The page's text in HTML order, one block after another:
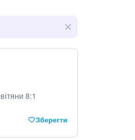
8:1
Зберегти